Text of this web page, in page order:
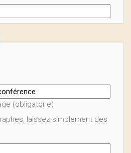
(obligatoire)
laissez simplement des